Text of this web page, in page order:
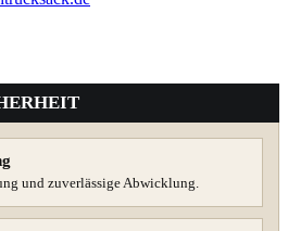
und zuverlässige Abwicklung.